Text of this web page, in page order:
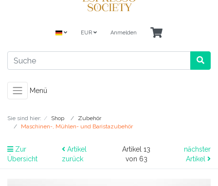
EUR Anmelden
Menü
Sie sind hier: Shop
Zubehör
Maschinen-, Mühlen- und Baristazubehör
Zur
Übersicht
Artikel
zurück
Artikel 13
von 63
nächster
Artikel